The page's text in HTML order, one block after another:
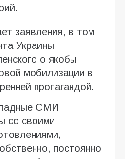
заявления, в том
Украины
о якобы
мобилизации в
пропагандой.
СМИ
со своими
постоянно